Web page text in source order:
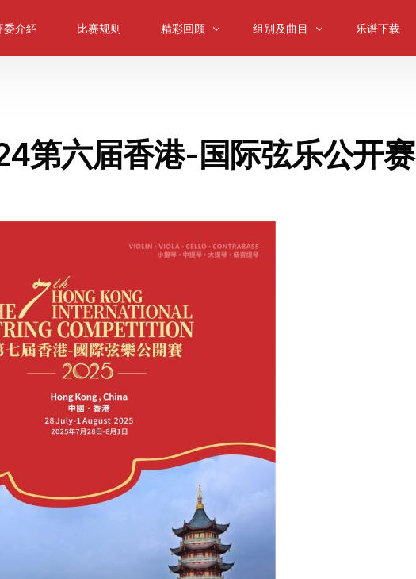
委介紹 比赛规则 精彩回顾
颁奖典礼
组别及曲目
大提琴組別及曲目
弦樂合奏組別及曲目
乐谱下载
第六届香港-国际弦乐公开赛